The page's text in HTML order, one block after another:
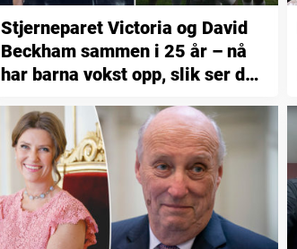
Stjerneparet Victoria og David
Beckham sammen i 25 år – nå
har barna vokst opp, slik ser de